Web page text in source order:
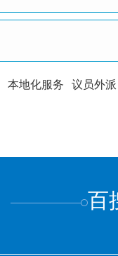
本地化服务 议员外派
百